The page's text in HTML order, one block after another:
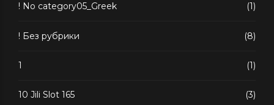
! No category05_Greek (1)
! Без рубрики (8)
1 (1)
10 Jili Slot 165 (3)